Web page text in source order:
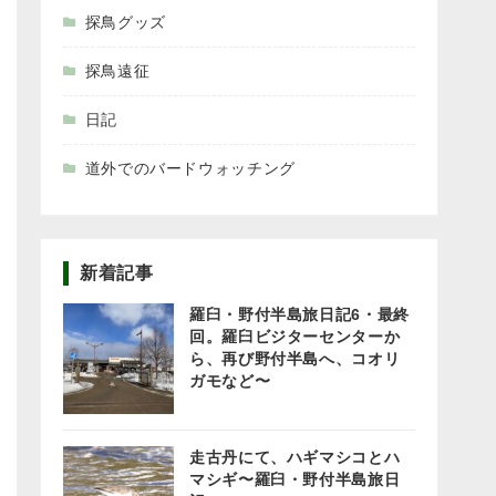
探鳥グッズ
探鳥遠征
日記
道外でのバードウォッチング
新着記事
羅臼・野付半島旅日記6・最終
回。羅臼ビジターセンターか
ら、再び野付半島へ、コオリ
ガモなど〜
走古丹にて、ハギマシコとハ
マシギ〜羅臼・野付半島旅日